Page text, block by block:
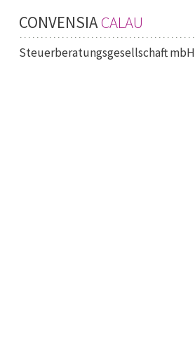
CONVENSIA CALAU
Steuerberatungsgesellschaft mbH